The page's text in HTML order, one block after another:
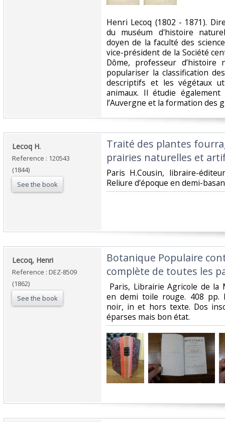
‎Henri Lecoq (1802 - 1871).
du muséum d'histoire
doyen de la faculté des
vice-président de la Société
Dôme, professeur d’histoire
populariser la classification
descriptifs et les végétaux
animaux. Il étudie
l’Auvergne et la formation des
‎Lecoq H.‎
Reference : 120543
(1844)
See the book
‎Traité des plantes
prairies naturelles et
‎Paris H.Cousin, libraire-
Reliure d'époque en demi-
‎Lecoq, Henri‎
Reference : DEZ-8509
(1862)
See the book
‎Botanique Populaire
complète de toutes les
Paris, Librairie Agricole de la
en demi toile rouge. 408 pp.
noir, in et hors texte. Dos
éparses mais bon état.‎